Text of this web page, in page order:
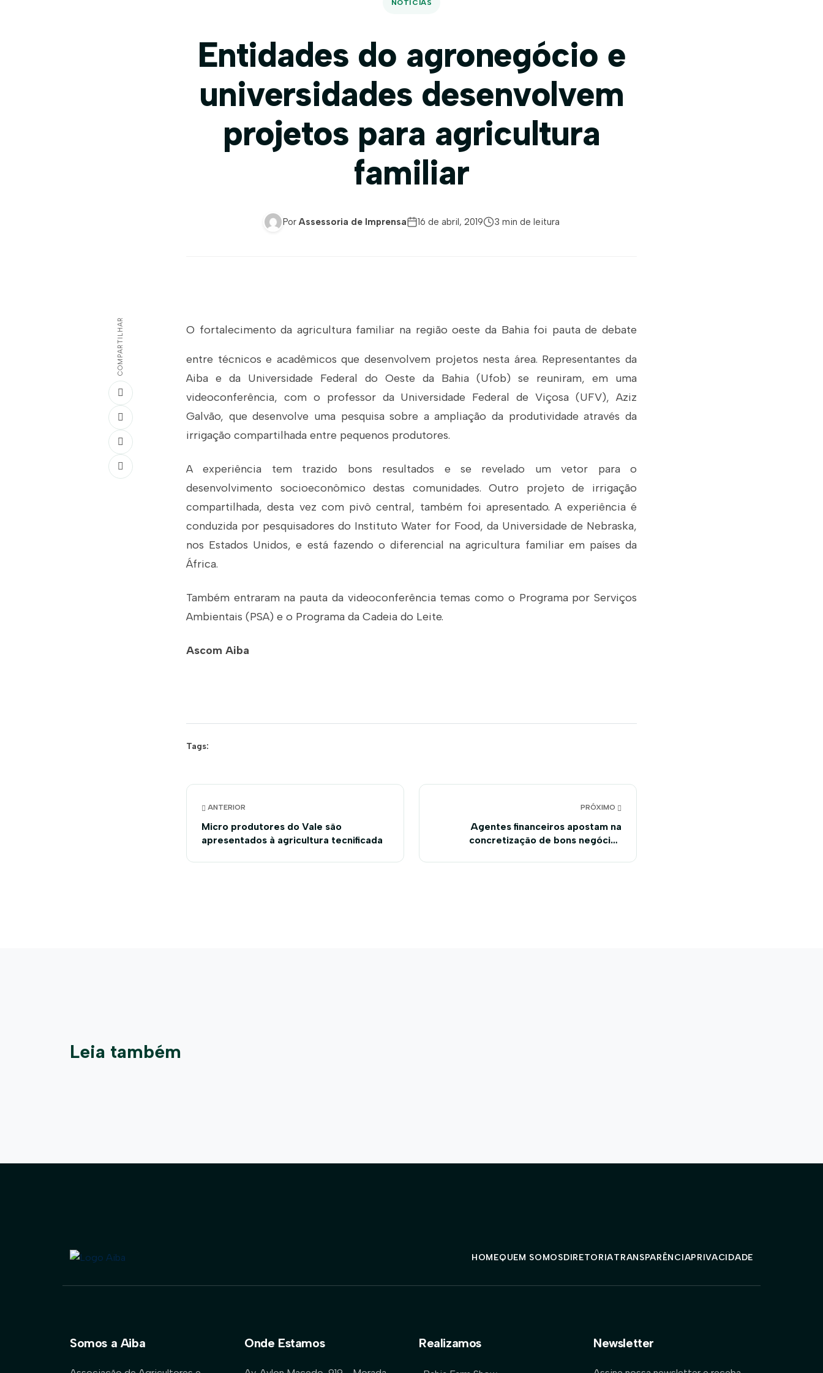
NOTÍCIAS
Entidades do agronegócio e
universidades desenvolvem
projetos para agricultura
familiar
Por Assessoria de Imprensa 16 de abril, 2019 3 min de leitura
COMPARTILHAR O fortalecimento da agricultura familiar na região oeste da Bahia foi pauta de debate
entre técnicos e acadêmicos que desenvolvem projetos nesta área. Representantes da
Aiba e da Universidade Federal do Oeste da Bahia (Ufob) se reuniram, em uma
videoconferência, com o professor da Universidade Federal de Viçosa (UFV), Aziz
Galvão, que desenvolve uma pesquisa sobre a ampliação da produtividade através da
irrigação compartilhada entre pequenos produtores.
A experiência tem trazido bons resultados e se revelado um vetor para o
desenvolvimento socioeconômico destas comunidades. Outro projeto de irrigação
compartilhada, desta vez com pivô central, também foi apresentado. A experiência é
conduzida por pesquisadores do Instituto Water for Food, da Universidade de Nebraska,
nos Estados Unidos, e está fazendo o diferencial na agricultura familiar em países da
África.
Também entraram na pauta da videoconferência temas como o Programa por Serviços
Ambientais (PSA) e o Programa da Cadeia do Leite.
Ascom Aiba
Tags:
ANTERIOR
Micro produtores do Vale são
apresentados à agricultura tecnificada
PRÓXIMO
Agentes financeiros apostam na
concretização de bons negócios
Leia também
HOMEQUEM SOMOSDIRETORIATRANSPARÊNCIAPRIVACIDADE
Somos a Aiba Onde Estamos Realizamos Newsletter